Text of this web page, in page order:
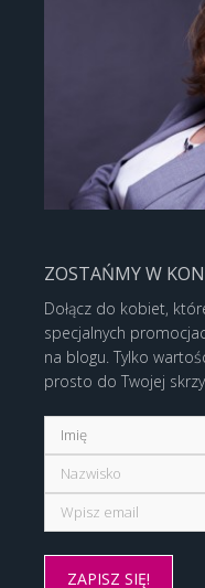
ZOSTAŃMY W
Dołącz do kobiet,
specjalnych
na blogu. Tylko
prosto do Twojej